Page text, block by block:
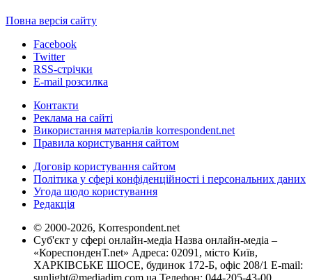
Повна версія сайту
Facebook
Twitter
RSS-стрічки
E-mail розсилка
Контакти
Реклама на сайті
Використання матеріалів korrespondent.net
Правила користування сайтом
Договір користування сайтом
Політика у сфері конфіденційності і персональних даних
Угода щодо користування
Редакція
© 2000-2026, Korrespondent.net
Суб'єкт у сфері онлайн-медіа Назва онлайн-медіа –
«КореспонденТ.net» Адреса: 02091, місто Київ,
ХАРКІВСЬКЕ ШОСЕ, будинок 172-Б, офіс 208/1 E-mail:
sunlight@mediadim.com.ua Телефон: 044-205-43-00